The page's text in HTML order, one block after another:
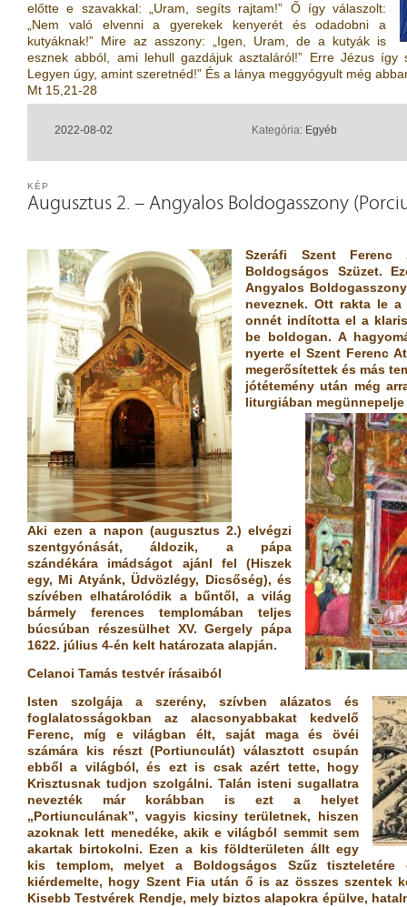
előtte e szavakkal: „Uram, segíts rajtam!” Ő így válaszolt:
„Nem való elvenni a gyerekek kenyerét és odadobni a
kutyáknak!” Mire az asszony: „Igen, Uram, de a kutyák is
esznek abból, ami lehull gazdájuk asztaláról!” Erre Jézus
Legyen úgy, amint szeretnéd!” És a lánya meggyógyult még
Mt 15,21-28
2022-08-02 Kategória: Egyéb
Augusztus 2. – Angyalos Boldogasszony
KÉP
Szeráfi Szent Ferenc
Boldogságos Szüzet.
Angyalos
neveznek. Ott rakta le a
onnét indította el a
be boldogan. A
nyerte el Szent Ferenc
megerősítettek és más
jótétemény után még
liturgiában
Akiezen a napon (augusztus 2.) elvégzi
szentgyónását, áldozik, a pápa
szándékára imádságot ajánl fel (Hiszek
egy, Mi Atyánk, Üdvözlégy, Dicsőség), és
szívében elhatárolódik a bűntől, a világ
bármely ferences templomában teljes
búcsúban részesülhet XV. Gergely pápa
1622. július 4-én kelt határozata alapján.
Celanoi Tamás testvér írásaiból
Isten szolgája a szerény, szívben alázatos és
foglalatosságokban az alacsonyabbakat kedvelő
Ferenc, míg e világban élt, saját maga és övéi
számára kis részt (Portiunculát) választott csupán
ebből a világból, és ezt is csak azért tette, hogy
Krisztusnak tudjon szolgálni. Talán isteni sugallatra
nevezték már korábban is ezt a helyet
„Portiunculának”, vagyis kicsiny területnek, hiszen
azoknak lett menedéke, akik e világból semmit sem
akartak birtokolni. Ezen a kis földterületen állt egy
kis templom, melyet a Boldogságos Szűz tiszteletére
kiérdemelte, hogy Szent Fia után ő is az összes szentek
Kisebb Testvérek Rendje, mely biztos alapokra épülve,